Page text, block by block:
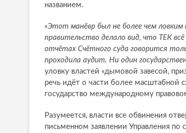
названием.
«Этот манёвр был не более чем
правительство делало вид, что TEК
отчётах Счётного суда говорится
проходила аудит. Ни один
уловку властей «дымовой завесой,
речь идёт о части более масштабной
государство международному
Разумеется, власти все обвинения
письменном заявлении Управления по